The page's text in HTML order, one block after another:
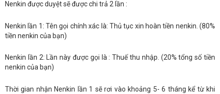
Nenkin được duyệt sẽ được chi trả 2 lần :
Nenkin lần 1: Tên gọi chính xác là: Thủ tục xin hoàn tiền nenkin. (80%
tiền nenkin của bạn)
Nenkin lần 2: Lần này được gọi là : Thuế thu nhập. (20% tổng số tiền
nenkin của bạn)
Thời gian nhận Nenkin lần 1 sẽ rơi vào khoảng 5- 6 tháng kể từ khi